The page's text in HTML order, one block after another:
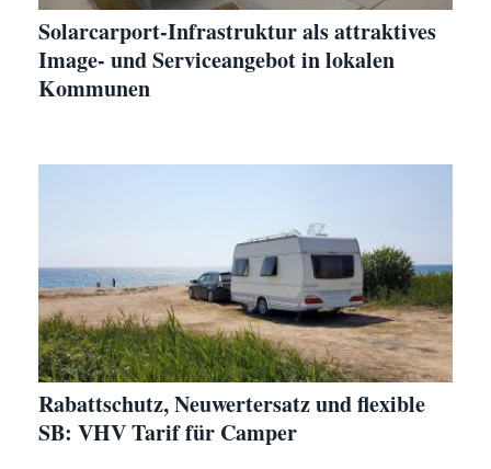
Solarcarport-Infrastruktur als attraktives
Image- und Serviceangebot in lokalen
Kommunen
Rabattschutz, Neuwertersatz und flexible
SB: VHV Tarif für Camper